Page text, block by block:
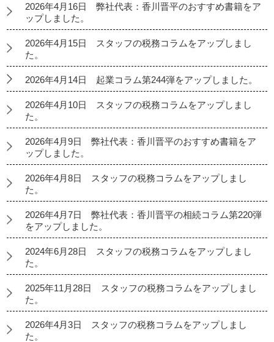
2026年4月16日 弊社代表：香川晋平のおすすめ書籍をア
ップしました。
2026年4月15日 スタッフの税務コラムをアップしまし
た。
2026年4月14日 起業コラム第244弾をアップしました。
2026年4月10日 スタッフの税務コラムをアップしまし
た。
2026年4月9日 弊社代表：香川晋平のおすすめ書籍をア
ップしました。
2026年4月8日 スタッフの税務コラムをアップしまし
た。
2026年4月7日 弊社代表：香川晋平の相続コラム第220弾
をアップしました。
2024年6月28日 スタッフの税務コラムをアップしまし
た。
2025年11月28日 スタッフの税務コラムをアップしまし
た。
2026年4月3日 スタッフの税務コラムをアップしまし
た。